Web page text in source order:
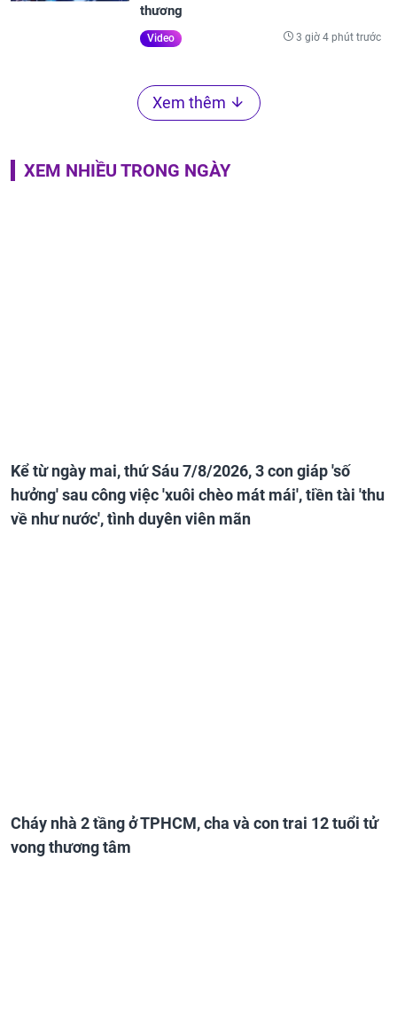
thương
Video 3 giờ 4 phút trước
Xem thêm
XEM NHIỀU TRONG NGÀY
Kể từ ngày mai, thứ Sáu 7/8/2026, 3 con giáp 'số
hưởng' sau công việc 'xuôi chèo mát mái', tiền tài 'thu
về như nước', tình duyên viên mãn
Cháy nhà 2 tầng ở TPHCM, cha và con trai 12 tuổi tử
vong thương tâm